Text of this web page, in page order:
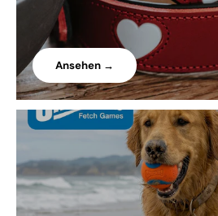
Ansehen →